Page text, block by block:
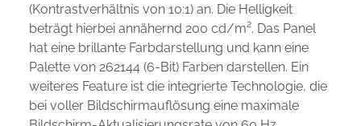
(Kontrastverhältnis von 10:1) an. Die Helligkeit
beträgt hierbei annähernd 200 cd/m². Das Panel
hat eine brillante Farbdarstellung und kann eine
Palette von 262144 (6-Bit) Farben darstellen. Ein
weiteres Feature ist die integrierte Technologie, die
bei voller Bildschirmauflösung eine maximale